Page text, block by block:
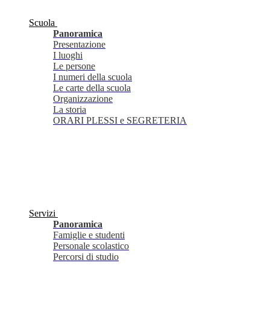
Scuola
Panoramica
Presentazione
I luoghi
Le persone
I numeri della scuola
Le carte della scuola
Organizzazione
La storia
ORARI PLESSI e SEGRETERIA
Servizi
Panoramica
Famiglie e studenti
Personale scolastico
Percorsi di studio